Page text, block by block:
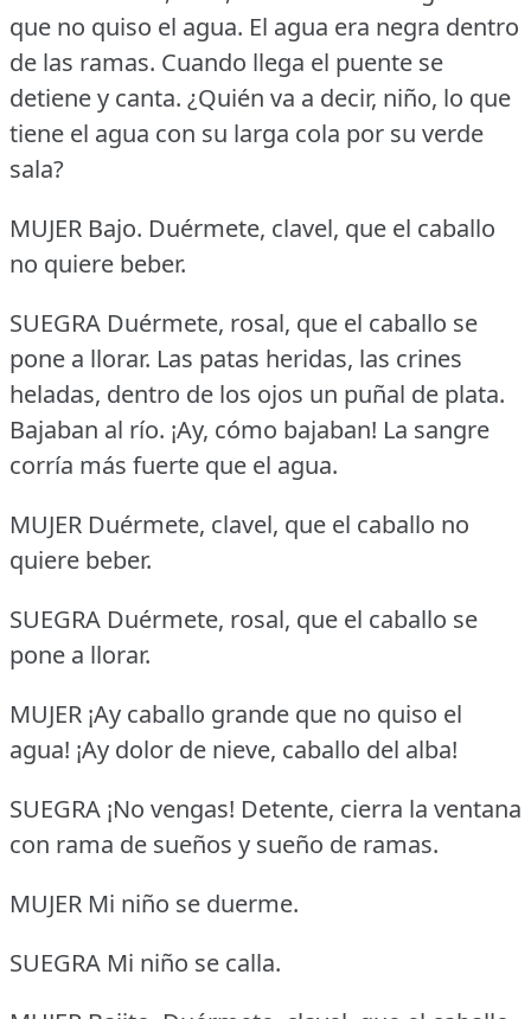
que no quiso el agua. El agua era negra dentro
de las ramas. Cuando llega el puente se
detiene y canta. ¿Quién va a decir, niño, lo que
tiene el agua con su larga cola por su verde
sala?
MUJER Bajo. Duérmete, clavel, que el caballo
no quiere beber.
SUEGRA Duérmete, rosal, que el caballo se
pone a llorar. Las patas heridas, las crines
heladas, dentro de los ojos un puñal de plata.
Bajaban al río. ¡Ay, cómo bajaban! La sangre
corría más fuerte que el agua.
MUJER Duérmete, clavel, que el caballo no
quiere beber.
SUEGRA Duérmete, rosal, que el caballo se
pone a llorar.
MUJER ¡Ay caballo grande que no quiso el
agua! ¡Ay dolor de nieve, caballo del alba!
SUEGRA ¡No vengas! Detente, cierra la ventana
con rama de sueños y sueño de ramas.
MUJER Mi niño se duerme.
SUEGRA Mi niño se calla.